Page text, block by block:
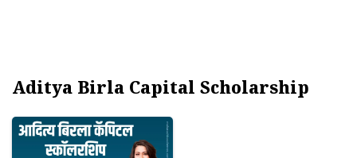
Aditya Birla Capital Scholarship